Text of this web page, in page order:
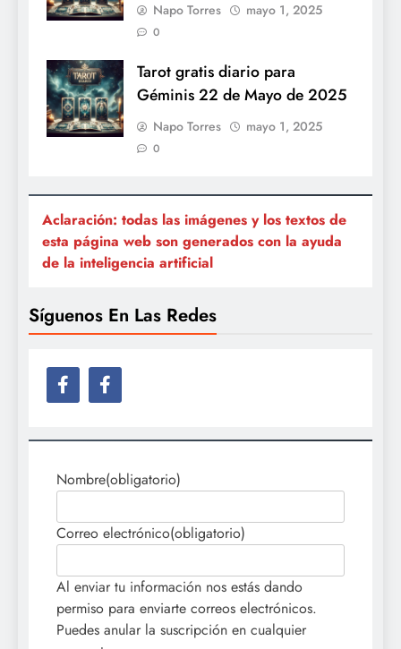
Napo Torres mayo 1, 2025
0
Tarot gratis diario para
Géminis 22 de Mayo de 2025
Napo Torres mayo 1, 2025
0
Aclaración: todas las imágenes y los textos de
esta página web son generados con la ayuda
de la inteligencia artificial
Síguenos En Las Redes
Nombre(obligatorio)
Correo electrónico(obligatorio)
Al enviar tu información nos estás dando
permiso para enviarte correos electrónicos.
Puedes anular la suscripción en cualquier